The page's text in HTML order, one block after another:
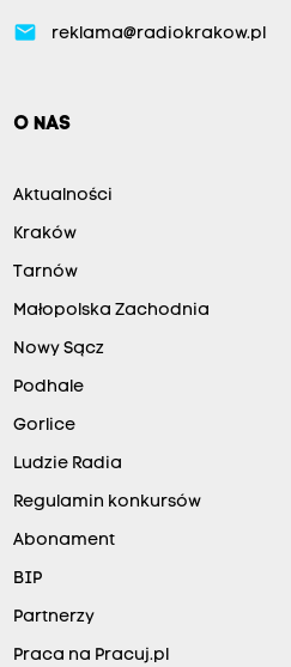
email reklama@radiokrakow.pl
O NAS
Aktualności
Kraków
Tarnów
Małopolska Zachodnia
Nowy Sącz
Podhale
Gorlice
Ludzie Radia
Regulamin konkursów
Abonament
BIP
Partnerzy
Praca na Pracuj.pl